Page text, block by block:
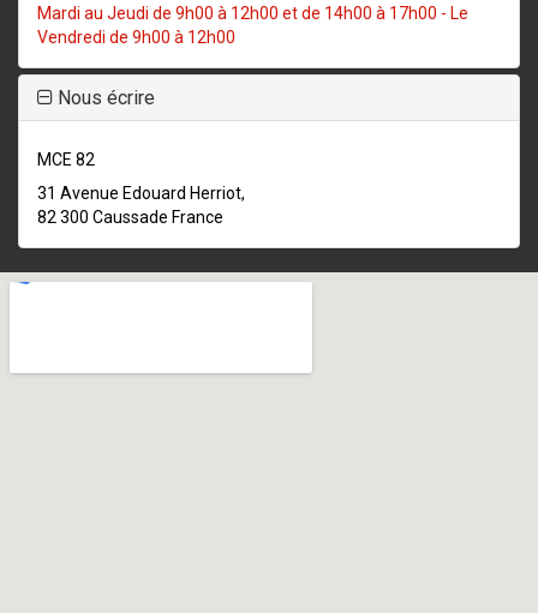
Mardi au Jeudi de 9h00 à 12h00 et de 14h00 à 17h00 - Le
Vendredi de 9h00 à 12h00
Nous écrire
MCE 82
31 Avenue Edouard Herriot,
82 300 Caussade France